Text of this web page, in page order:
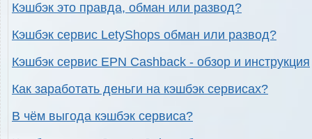
Кэшбэк это правда, обман или развод?
Кэшбэк сервис LetyShops обман или развод?
Кэшбэк сервис EPN Cashback - обзор и инструкция
Как заработать деньги на кэшбэк сервисах?
В чём выгода кэшбэк сервиса?